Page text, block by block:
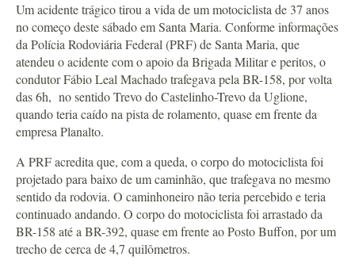
Um acidente trágico tirou a vida de um motociclista de 37 anos
no começo deste sábado em Santa Maria. Conforme informações
da Polícia Rodoviária Federal (PRF) de Santa Maria, que
atendeu o acidente com o apoio da Brigada Militar e peritos, o
condutor Fábio Leal Machado trafegava pela BR-158, por volta
das 6h, no sentido Trevo do Castelinho-Trevo da Uglione,
quando teria caído na pista de rolamento, quase em frente da
empresa Planalto.
A PRF acredita que, com a queda, o corpo do motociclista foi
projetado para baixo de um caminhão, que trafegava no mesmo
sentido da rodovia. O caminhoneiro não teria percebido e teria
continuado andando. O corpo do motociclista foi arrastado da
BR-158 até a BR-392, quase em frente ao Posto Buffon, por um
trecho de cerca de 4,7 quilômetros.